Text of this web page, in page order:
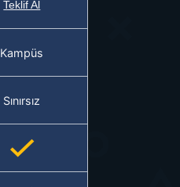
Teklif Al
Kampüs
Sınırsız